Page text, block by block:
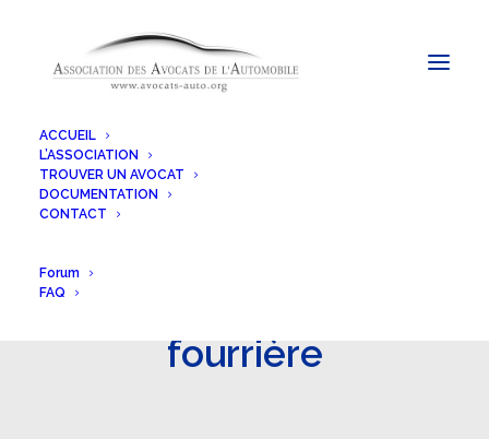
ACCUEIL
L’ASSOCIATION
TROUVER UN AVOCAT
DOCUMENTATION
CONTACT
Forum
FAQ
fourrière